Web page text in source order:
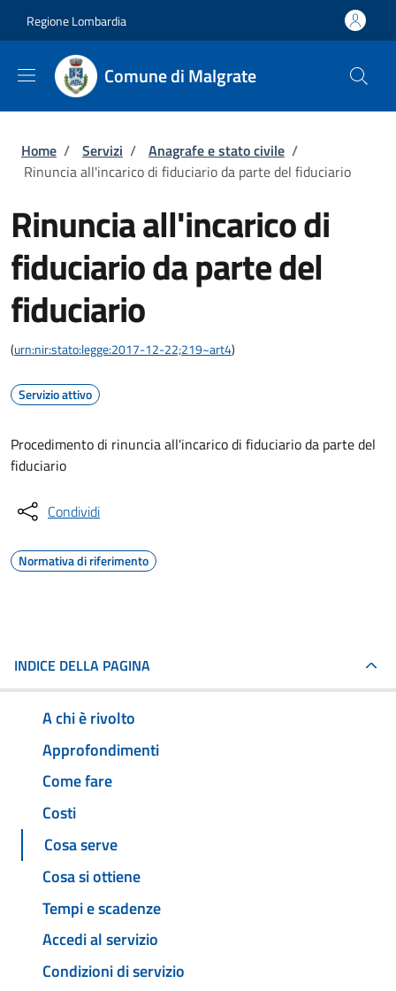
Regione Lombardia
Comune di Malgrate
Briciole di pane
Home / Servizi / Anagrafe e stato civile /
Rinuncia all'incarico di fiduciario da parte del fiduciario
Rinuncia all'incarico di
fiduciario da parte del
fiduciario
(urn:nir:stato:legge:2017-12-22;219~art4)
Servizio attivo
Procedimento di rinuncia all'incarico di fiduciario da parte del
fiduciario
Condividi
Normativa di riferimento
INDICE DELLA PAGINA
A chi è rivolto
Approfondimenti
Come fare
Costi
Cosa serve
Cosa si ottiene
Tempi e scadenze
Accedi al servizio
Condizioni di servizio